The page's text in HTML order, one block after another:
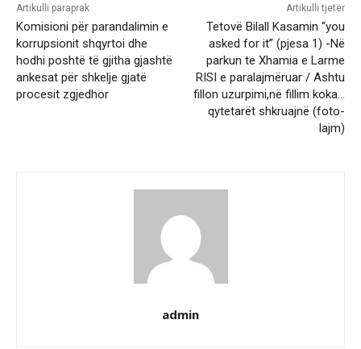
Artikulli paraprak
Komisioni për parandalimin e
korrupsionit shqyrtoi dhe
hodhi poshtë të gjitha gjashtë
ankesat për shkelje gjatë
procesit zgjedhor
Artikulli tjetër
Tetovë Bilall Kasamin “you
asked for it” (pjesa 1) -Në
parkun te Xhamia e Larme
RISI e paralajmëruar / Ashtu
fillon uzurpimi,në fillim koka…
qytetarët shkruajnë (foto-
lajm)
admin